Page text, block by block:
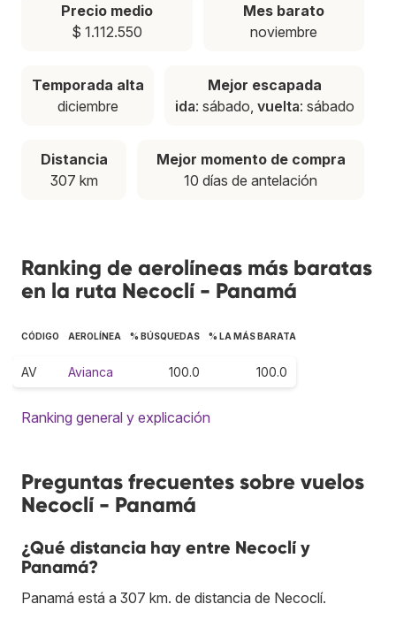
Precio medio
$ 1.112.550
Mes barato
noviembre
Temporada alta
diciembre
Mejor escapada
ida: sábado, vuelta: sábado
Distancia
307 km
Mejor momento de compra
10 días de antelación
Ranking de aerolíneas más baratas
en la ruta Necoclí - Panamá
CÓDIGO AEROLÍNEA % BÚSQUEDAS % LA MÁS BARATA
AV Avianca 100.0 100.0
Ranking general y explicación
Preguntas frecuentes sobre vuelos
Necoclí - Panamá
¿Qué distancia hay entre Necoclí y
Panamá?
Panamá está a 307 km. de distancia de Necoclí.